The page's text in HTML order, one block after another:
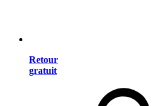
Retour
gratuit